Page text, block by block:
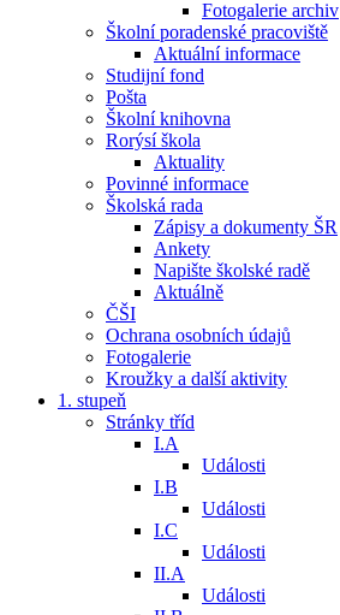
Fotogalerie archiv
Školní poradenské pracoviště
Aktuální informace
Studijní fond
Pošta
Školní knihovna
Rorýsí škola
Aktuality
Povinné informace
Školská rada
Zápisy a dokumenty ŠR
Ankety
Napište školské radě
Aktuálně
ČŠI
Ochrana osobních údajů
Fotogalerie
Kroužky a další aktivity
1. stupeň
Stránky tříd
I.A
Události
I.B
Události
I.C
Události
II.A
Události